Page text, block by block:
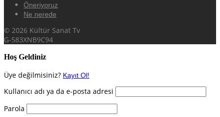
Öneriyoruz
Ne nerede
© 2026 Kültür Sanat Tv
G-583XNB9C94
Hoş Geldiniz
Üye değilmisiniz? Kayıt Ol!
Kullanıcı adı ya da e-posta adresi
Parola